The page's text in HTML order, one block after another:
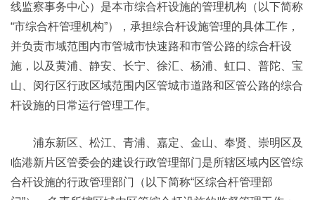
线监察事务中心）是本市综合杆设施的管理机构（以下简称
“市综合杆管理机构”），承担综合杆设施管理的具体工作，
并负责市域范围内市管城市快速路和市管公路的综合杆设
施，以及黄浦、静安、长宁、徐汇、杨浦、虹口、普陀、宝
山、闵行区行政区域范围内区管城市道路和区管公路的综合
杆设施的日常运行管理工作。
浦东新区、松江、青浦、嘉定、金山、奉贤、崇明区及
临港新片区管委会的建设行政管理部门是所辖区域内区管综
合杆设施的行政管理部门（以下简称“区综合杆管理部